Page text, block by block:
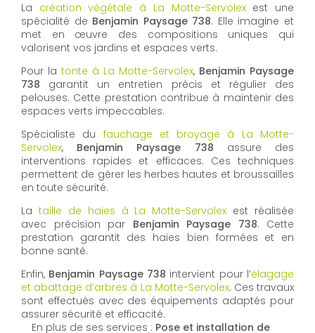
La création végétale à La Motte-Servolexest une
spécialité de Benjamin Paysage 738. Elle imagine et
met en œuvre des compositions uniques qui
valorisent vos jardins et espaces verts.
Pour la tonte à La Motte-Servolex, Benjamin Paysage
738 garantit un entretien précis et régulier des
pelouses. Cette prestation contribue à maintenir des
espaces verts impeccables.
Spécialiste du fauchage et broyage à La Motte-
Servolex, Benjamin Paysage 738 assure des
interventions rapides et efficaces. Ces techniques
permettent de gérer les herbes hautes et broussailles
en toute sécurité.
La taille de haies à La Motte-Servolex est réalisée
avec précision par Benjamin Paysage 738. Cette
prestation garantit des haies bien formées et en
bonne santé.
Enfin, Benjamin Paysage 738 intervient pour l’élagage
et abattage d’arbres à La Motte-Servolex. Ces travaux
sont effectués avec des équipements adaptés pour
assurer sécurité et efficacité.
En plus de ses services : Pose et installation de